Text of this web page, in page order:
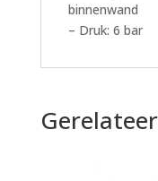
binnenwand
– Druk: 6 bar